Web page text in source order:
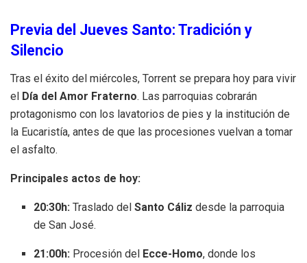
Previa del Jueves Santo: Tradición y
Silencio
Tras el éxito del miércoles, Torrent se prepara hoy para vivir
el
Día del Amor Fraterno. Las parroquias cobrarán
protagonismo con los lavatorios de pies y la institución de
la Eucaristía, antes de que las procesiones vuelvan a tomar
el asfalto.
Principales actos de hoy:
20:30h: Traslado delSanto Cáliz desde la parroquia
de San José.
21:00h: Procesión del Ecce-Homo, donde los